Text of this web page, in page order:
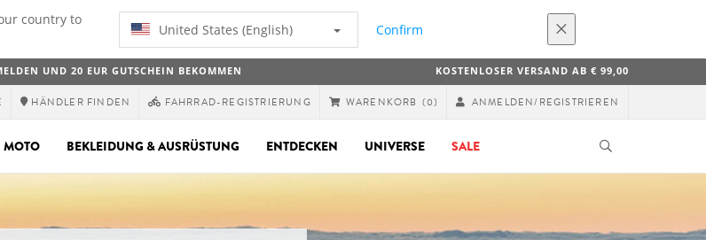
country to
United States (English) Confirm
UND 20 EUR GUTSCHEIN BEKOMMEN KOSTENLOSER VERSAND AB € 99,00
HÄNDLER FINDEN FAHRRAD-REGISTRIERUNG WARENKORB (0) ANMELDEN/REGISTRIEREN
MOTO BEKLEIDUNG & AUSRÜSTUNG ENTDECKEN UNIVERSE SALE